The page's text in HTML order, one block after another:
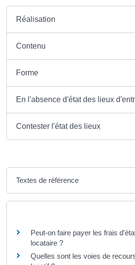
Réalisation
Contenu
Forme
En l'absence d'état des lieux
Contester l'état des lieux
Textes de référence
Peut-on faire payer les frais
locataire ?
Quelles sont les voies de